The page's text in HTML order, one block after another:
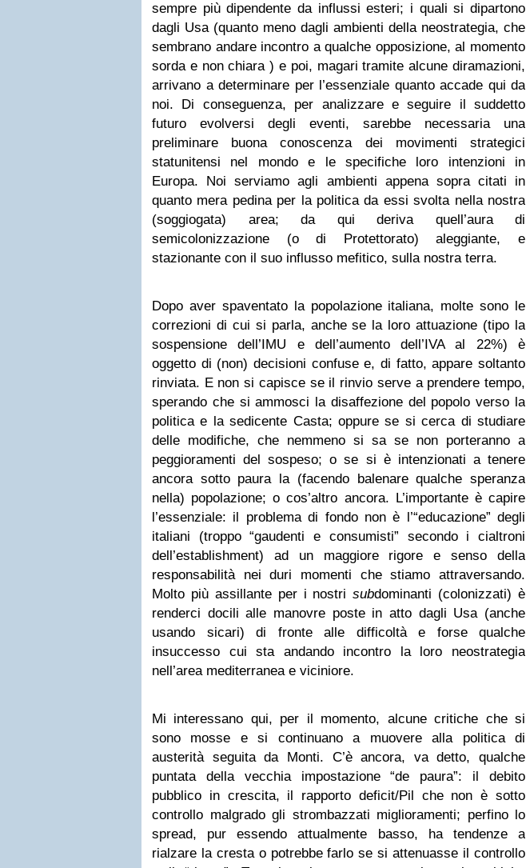
sempre più dipendente da influssi esteri; i quali si dipartono
dagli Usa (quanto meno dagli ambienti della neostrategia, che
sembrano andare incontro a qualche opposizione, al momento
sorda e non chiara ) e poi, magari tramite alcune diramazioni,
arrivano a determinare per l’essenziale quanto accade qui da
noi. Di conseguenza, per analizzare e seguire il suddetto
futuro evolversi degli eventi, sarebbe necessaria una
preliminare buona conoscenza dei movimenti strategici
statunitensi nel mondo e le specifiche loro intenzioni in
Europa. Noi serviamo agli ambienti appena sopra citati in
quanto mera pedina per la politica da essi svolta nella nostra
(soggiogata) area; da qui deriva quell’aura di
semicolonizzazione (o di Protettorato) aleggiante, e
stazionante con il suo influsso mefitico, sulla nostra terra.
Dopo aver spaventato la popolazione italiana, molte sono le
correzioni di cui si parla, anche se la loro attuazione (tipo la
sospensione dell’IMU e dell’aumento dell’IVA al 22%) è
oggetto di (non) decisioni confuse e, di fatto, appare soltanto
rinviata. E non si capisce se il rinvio serve a prendere tempo,
sperando che si ammosci la disaffezione del popolo verso la
politica e la sedicente Casta; oppure se si cerca di studiare
delle modifiche, che nemmeno si sa se non porteranno a
peggioramenti del sospeso; o se si è intenzionati a tenere
ancora sotto paura la (facendo balenare qualche speranza
nella) popolazione; o cos’altro ancora. L’importante è capire
l’essenziale: il problema di fondo non è l’“educazione” degli
italiani (troppo “gaudenti e consumisti” secondo i cialtroni
dell’establishment) ad un maggiore rigore e senso della
responsabilità nei duri momenti che stiamo attraversando.
Molto più assillante per i nostrisubdominanti (colonizzati) è
renderci docili alle manovre poste in atto dagli Usa (anche
usando sicari) di fronte alle difficoltà e forse qualche
insuccesso cui sta andando incontro la loro neostrategia
nell’area mediterranea e viciniore.
Mi interessano qui, per il momento, alcune critiche che si
sono mosse e si continuano a muovere alla politica di
austerità seguita da Monti. C’è ancora, va detto, qualche
puntata della vecchia impostazione “de paura”: il debito
pubblico in crescita, il rapporto deficit/Pil che non è sotto
controllo malgrado gli strombazzati miglioramenti; perfino lo
spread, pur essendo attualmente basso, ha tendenze a
rialzare la cresta o potrebbe farlo se si attenuasse il controllo